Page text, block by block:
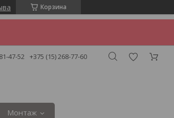
Корзина
47-52 +375 (15) 268-77-60
Монтаж